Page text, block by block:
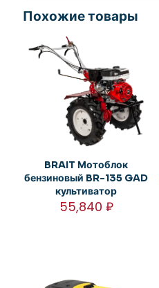
Похожие товары
BRAIT Мотоблок
бензиновый BR-135 GAD
культиватор
55,840 ₽